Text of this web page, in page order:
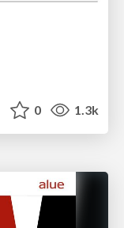
0 1.3k